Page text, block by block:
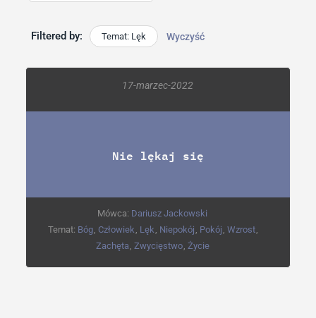
Filtered by: Temat: Lęk Wyczyść
17-marzec-2022
Nie lękaj się
Mówca: Dariusz Jackowski
Temat: Bóg Człowiek Lęk Niepokój Pokój Wzrost
Zachęta Zwycięstwo Życie